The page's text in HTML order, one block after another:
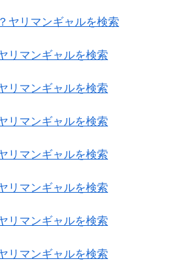
ヤリマンギャルを検索
リマンギャルを検索
リマンギャルを検索
リマンギャルを検索
リマンギャルを検索
リマンギャルを検索
リマンギャルを検索
リマンギャルを検索